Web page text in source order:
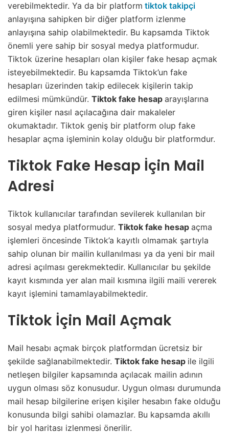
verebilmektedir. Ya da bir platform tiktok takipçi
anlayışına sahipken bir diğer platform izlenme
anlayışına sahip olabilmektedir. Bu kapsamda Tiktok
önemli yere sahip bir sosyal medya platformudur.
Tiktok üzerine hesapları olan kişiler fake hesap açmak
isteyebilmektedir. Bu kapsamda Tiktok’un fake
hesapları üzerinden takip edilecek kişilerin takip
edilmesi mümkündür. Tiktok fake hesap arayışlarına
giren kişiler nasıl açılacağına dair makaleler
okumaktadır. Tiktok geniş bir platform olup fake
hesaplar açma işleminin kolay olduğu bir platformdur.
Tiktok Fake Hesap İçin Mail
Adresi
Tiktok kullanıcılar tarafından sevilerek kullanılan bir
sosyal medya platformudur. Tiktok fake hesap açma
işlemleri öncesinde Tiktok’a kayıtlı olmamak şartıyla
sahip olunan bir mailin kullanılması ya da yeni bir mail
adresi açılması gerekmektedir. Kullanıcılar bu şekilde
kayıt kısmında yer alan mail kısmına ilgili maili vererek
kayıt işlemini tamamlayabilmektedir.
Tiktok İçin Mail Açmak
Mail hesabı açmak birçok platformdan ücretsiz bir
şekilde sağlanabilmektedir. Tiktok fake hesap ile ilgili
netleşen bilgiler kapsamında açılacak mailin adının
uygun olması söz konusudur. Uygun olması durumunda
mail hesap bilgilerine erişen kişiler hesabın fake olduğu
konusunda bilgi sahibi olamazlar. Bu kapsamda akıllı
bir yol haritası izlenmesi önerilir.